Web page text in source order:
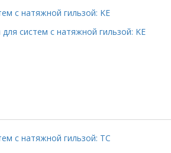
с натяжной гильзой: KE
с натяжной гильзой: TC